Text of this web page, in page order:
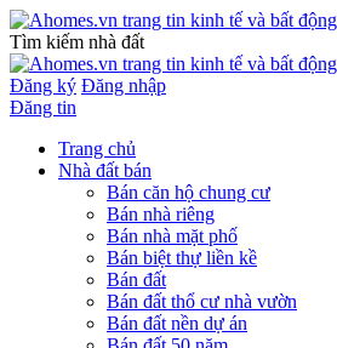
Tìm kiếm nhà đất
Đăng ký Đăng nhập
Đăng tin
Trang chủ
Nhà đất bán
Bán căn hộ chung cư
Bán nhà riêng
Bán nhà mặt phố
Bán biệt thự liền kề
Bán đất
Bán đất thổ cư nhà vườn
Bán đất nền dự án